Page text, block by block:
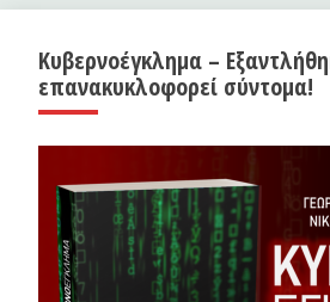
Κυβερνοέγκλημα –
επανακυκλοφορεί σύντομα!